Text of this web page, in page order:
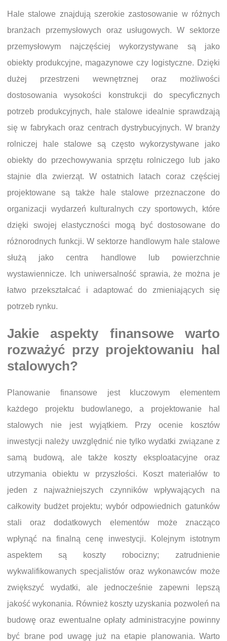
Hale stalowe znajdują szerokie zastosowanie w różnych
branżach przemysłowych oraz usługowych. W sektorze
przemysłowym najczęściej wykorzystywane są jako
obiekty produkcyjne, magazynowe czy logistyczne. Dzięki
dużej przestrzeni wewnętrznej oraz możliwości
dostosowania wysokości konstrukcji do specyficznych
potrzeb produkcyjnych, hale stalowe idealnie sprawdzają
się w fabrykach oraz centrach dystrybucyjnych. W branży
rolniczej hale stalowe są często wykorzystywane jako
obiekty do przechowywania sprzętu rolniczego lub jako
stajnie dla zwierząt. W ostatnich latach coraz częściej
projektowane są także hale stalowe przeznaczone do
organizacji wydarzeń kulturalnych czy sportowych, które
dzięki swojej elastyczności mogą być dostosowane do
różnorodnych funkcji. W sektorze handlowym hale stalowe
służą jako centra handlowe lub powierzchnie
wystawiennicze. Ich uniwersalność sprawia, że można je
łatwo przekształcać i adaptować do zmieniających się
potrzeb rynku.
Jakie aspekty finansowe warto
rozważyć przy projektowaniu hal
stalowych?
Planowanie finansowe jest kluczowym elementem
każdego projektu budowlanego, a projektowanie hal
stalowych nie jest wyjątkiem. Przy ocenie kosztów
inwestycji należy uwzględnić nie tylko wydatki związane z
samą budową, ale także koszty eksploatacyjne oraz
utrzymania obiektu w przyszłości. Koszt materiałów to
jeden z najważniejszych czynników wpływających na
całkowity budżet projektu; wybór odpowiednich gatunków
stali oraz dodatkowych elementów może znacząco
wpłynąć na finalną cenę inwestycji. Kolejnym istotnym
aspektem są koszty robocizny; zatrudnienie
wykwalifikowanych specjalistów oraz wykonawców może
zwiększyć wydatki, ale jednocześnie zapewni lepszą
jakość wykonania. Również koszty uzyskania pozwoleń na
budowę oraz ewentualne opłaty administracyjne powinny
być brane pod uwagę już na etapie planowania. Warto